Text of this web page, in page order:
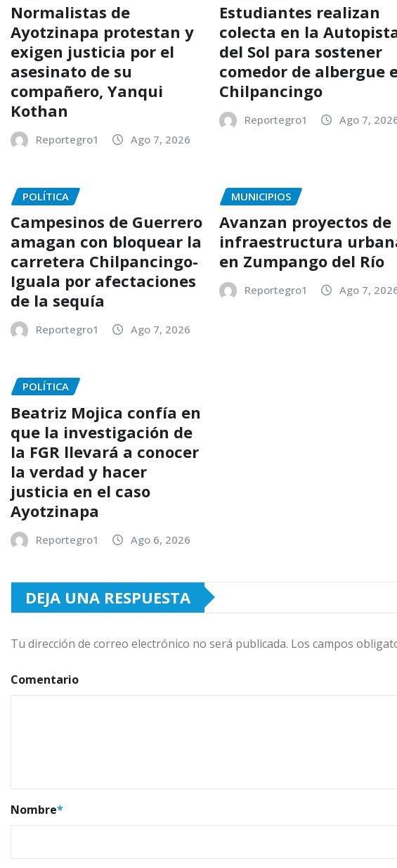
Normalistas de
Ayotzinapa protestan y
exigen justicia por el
asesinato de su
compañero, Yanqui
Kothan
Reportegro1 Ago 7, 2026
Estudiantes realizan
colecta en la
del Sol para sostener
comedor de albergue
Chilpancingo
Reportegro1 Ago 7,
POLÍTICA
Campesinos de Guerrero
amagan con bloquear la
carretera Chilpancingo-
Iguala por afectaciones
de la sequía
Reportegro1 Ago 7, 2026
MUNICIPIOS
Avanzan proyectos de
infraestructura
en Zumpango del Río
Reportegro1 Ago 7,
POLÍTICA
Beatriz Mojica confía en
que la investigación de
la FGR llevará a conocer
la verdad y hacer
justicia en el caso
Ayotzinapa
Reportegro1 Ago 6, 2026
DEJA UNA RESPUESTA
Tu dirección de correo electrónico no será publicada. Los campos
Comentario
Nombre*